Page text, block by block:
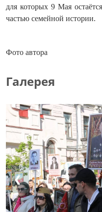
для которых 9 Мая
частью семейной истории.
Фото автора
Галерея
❮